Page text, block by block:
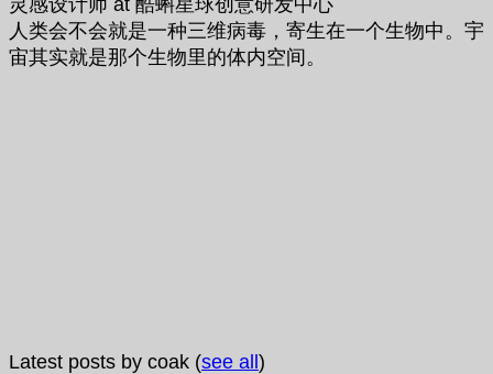
人类会不会就是一种三维病毒，寄生在一个生物中。宇
宙其实就是那个生物里的体内空间。
Latest posts by coak (see all)